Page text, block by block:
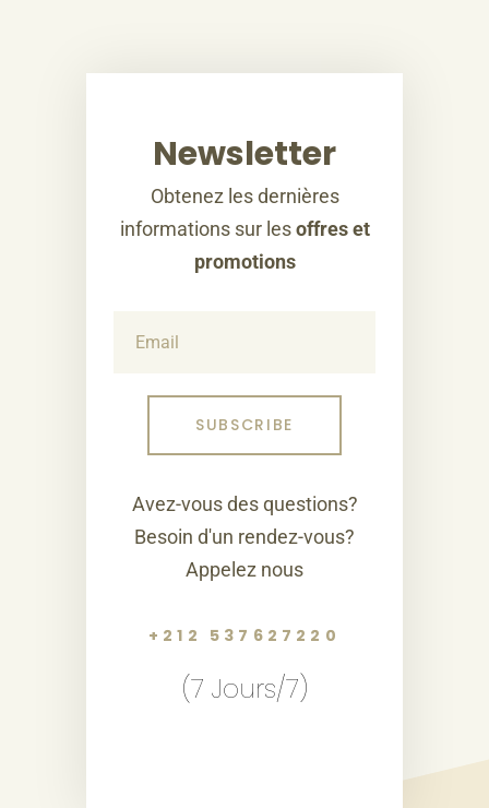
Newsletter
Obtenez les dernières
informations sur lesoffres et
promotions
Avez-vous des questions?
Besoin d'un rendez-vous?
Appelez nous
+212 537627220
(7 Jours/7)